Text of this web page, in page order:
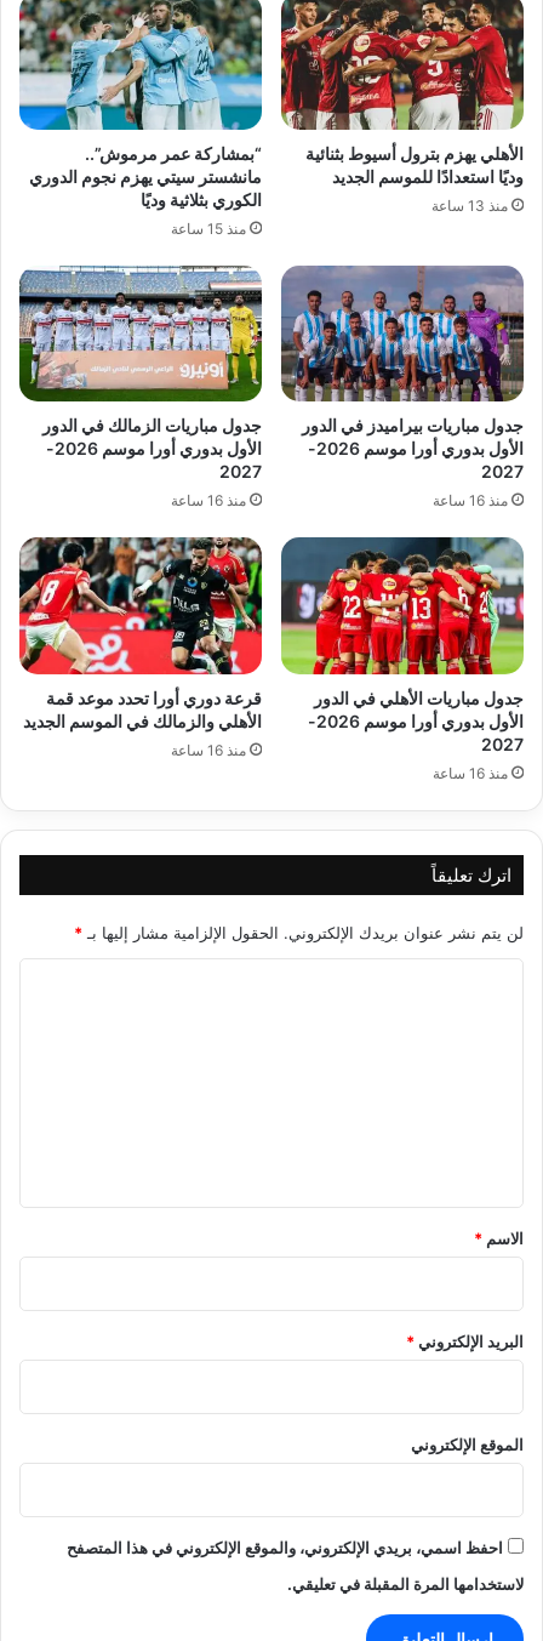
الأهلي يهزم بترول أسيوط بثنائية
وديًا استعدادًا للموسم الجديد
منذ 13 ساعة
“بمشاركة عمر مرموش”..
مانشستر سيتي يهزم نجوم الدوري
الكوري بثلاثية وديًا
منذ 15 ساعة
جدول مباريات بيراميدز في الدور
الأول بدوري أورا موسم 2026-
2027
منذ 16 ساعة
جدول مباريات الزمالك في الدور
الأول بدوري أورا موسم 2026-
2027
منذ 16 ساعة
جدول مباريات الأهلي في الدور
الأول بدوري أورا موسم 2026-
2027
منذ 16 ساعة
قرعة دوري أورا تحدد موعد قمة
الأهلي والزمالك في الموسم الجديد
منذ 16 ساعة
اترك تعليقاً
لن يتم نشر عنوان بريدك الإلكتروني. الحقول الإلزامية مشار إليها بـ *
*
الاسم *
البريد الإلكتروني*
الموقع الإلكتروني
احفظ اسمي، بريدي الإلكتروني، والموقع الإلكتروني في هذا المتصفح
لاستخدامها المرة المقبلة في تعليقي.